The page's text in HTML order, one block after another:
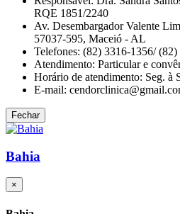
RQE 1851/2240
Av. Desembargador Valente
57037-595, Maceió - AL
Telefones: (82) 3316-1356/
Atendimento: Particular e
Horário de atendimento: Seg. à
E-mail:
Fechar
Bahia
×